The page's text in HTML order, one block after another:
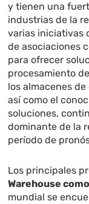
y tienen una
industrias de la
varias iniciativas
de asociaciones
para ofrecer
procesamiento
los almacenes
así como el
soluciones,
dominante de la
período de
Los principales
Warehouse
mundial se